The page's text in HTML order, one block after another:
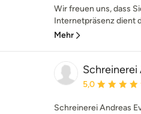
Wir freuen uns, dass
Internetpräsenz dient
Mehr
Schreinerei
5,0
Schreinerei Andreas